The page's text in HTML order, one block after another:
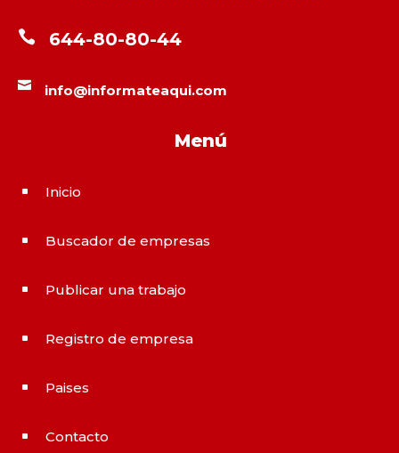
 644-80-80-44
 info@informateaqui.com
Menú
^ Inicio
^ Buscador de empresas
^ Publicar una trabajo
^ Registro de empresa
^ Paises
^ Contacto